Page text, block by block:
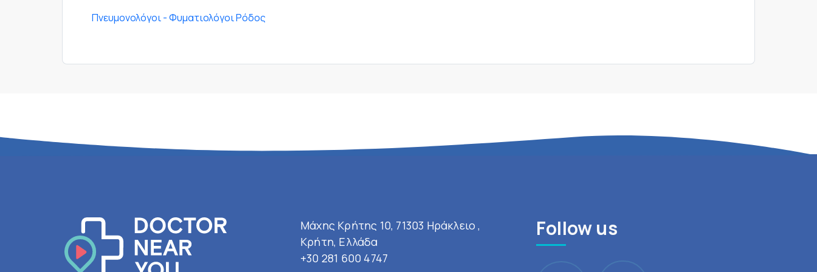
Πνευμονολόγοι - Φυματιολόγοι Ρόδος
Μάχης Κρήτης 10, 71303 Ηράκλειο ,
Κρήτη, Ελλάδα
+30 281 600 4747
Follow us